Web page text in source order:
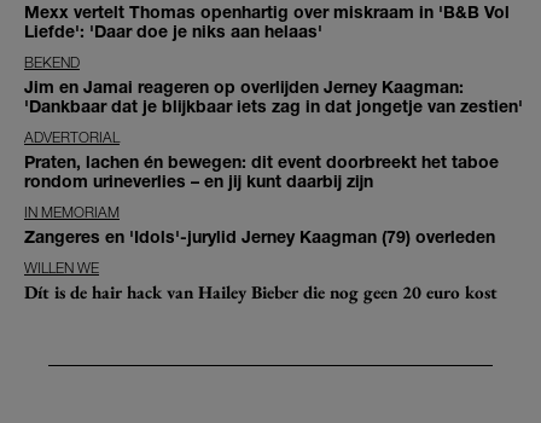
Mexx vertelt Thomas openhartig over miskraam in 'B&B Vol
Liefde': 'Daar doe je niks aan helaas'
BEKEND
Jim en Jamai reageren op overlijden Jerney Kaagman:
'Dankbaar dat je blijkbaar iets zag in dat jongetje van zestien'
ADVERTORIAL
Praten, lachen én bewegen: dit event doorbreekt het taboe
rondom urineverlies – en jij kunt daarbij zijn
IN MEMORIAM
Zangeres en 'Idols'-jurylid Jerney Kaagman (79) overleden
WILLEN WE
Dít is de hair hack van Hailey Bieber die nog geen 20 euro kost